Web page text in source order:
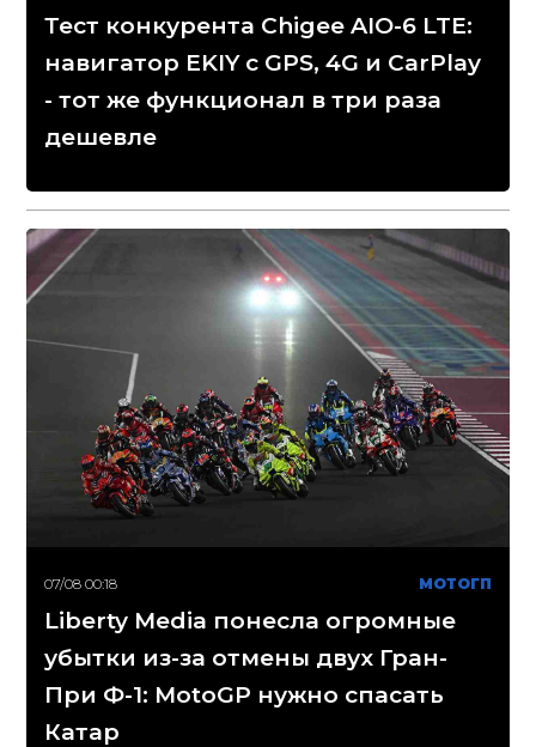
Тест конкурента Chigee AIO-6 LTE:
навигатор EKIY с GPS, 4G и CarPlay
- тот же функционал в три раза
дешевле
07/08 00:18 МОТОГП
Liberty Media понесла огромные
убытки из-за отмены двух Гран-
При Ф-1: MotoGP нужно спасать
Катар